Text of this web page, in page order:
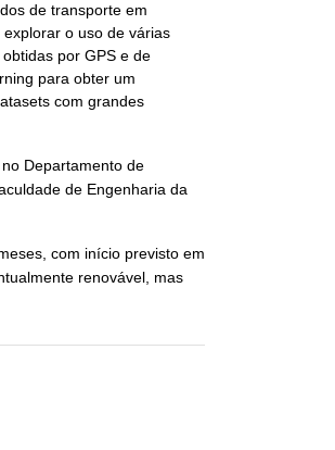
de transporte em
o uso de várias
por GPS e de
para obter um
com grandes
Departamento de
de Engenharia da
com início previsto em
renovável, mas